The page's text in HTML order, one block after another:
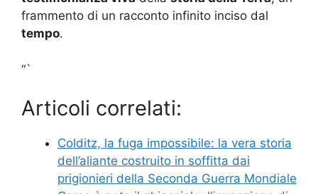
frammento di un racconto infinito inciso dal
tempo.
“`
Articoli correlati:
Colditz, la fuga impossibile: la vera storia
dell’aliante costruito in soffitta dai
prigionieri della Seconda Guerra Mondiale